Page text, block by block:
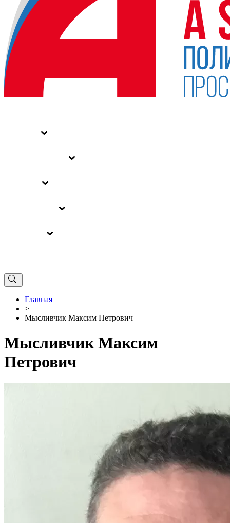
Главная
>
Мысливчик Максим Петрович
Мысливчик Максим
Петрович